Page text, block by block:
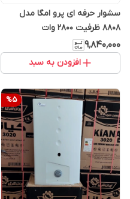
سشوار حرفه ای پرو امگا مدل
8808 ظرفیت ۲۸۰۰ وات
۹٬۸۴۰٬۰۰۰
افزودن به سبد
%5